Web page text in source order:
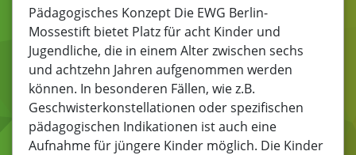
Pädagogisches Konzept Die EWG Berlin-
Mossestift bietet Platz für acht Kinder und
Jugendliche, die in einem Alter zwischen sechs
und achtzehn Jahren aufgenommen werden
können. In besonderen Fällen, wie z.B.
Geschwisterkonstellationen oder spezifischen
pädagogischen Indikationen ist auch eine
Aufnahme für jüngere Kinder möglich. Die Kinder